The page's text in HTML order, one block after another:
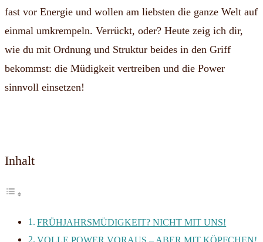
fast vor Energie und wollen am liebsten die ganze Welt auf
einmal umkrempeln. Verrückt, oder? Heute zeig ich dir,
wie du mit Ordnung und Struktur beides in den Griff
bekommst: die Müdigkeit vertreiben und die Power
sinnvoll einsetzen!
Inhalt
FRÜHJAHRSMÜDIGKEIT? NICHT MIT UNS!